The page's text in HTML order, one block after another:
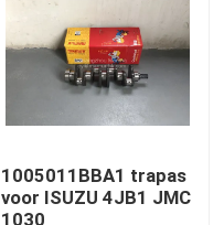
1005011BBA1 trapas
voor ISUZU 4JB1 JMC
1030